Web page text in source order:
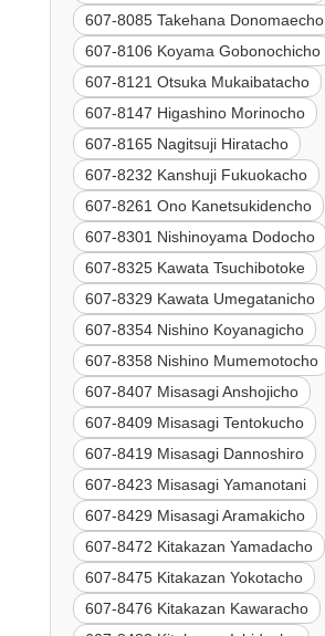
607-8085 Takehana Donomaecho
607-8106 Koyama Gobonochicho
607-8121 Otsuka Mukaibatacho
607-8147 Higashino Morinocho
607-8165 Nagitsuji Hiratacho
607-8232 Kanshuji Fukuokacho
607-8261 Ono Kanetsukidencho
607-8301 Nishinoyama Dodocho
607-8325 Kawata Tsuchibotoke
607-8329 Kawata Umegatanicho
607-8354 Nishino Koyanagicho
607-8358 Nishino Mumemotocho
607-8407 Misasagi Anshojicho
607-8409 Misasagi Tentokucho
607-8419 Misasagi Dannoshiro
607-8423 Misasagi Yamanotani
607-8429 Misasagi Aramakicho
607-8472 Kitakazan Yamadacho
607-8475 Kitakazan Yokotacho
607-8476 Kitakazan Kawaracho